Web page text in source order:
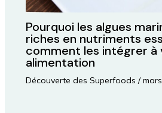
Pourquoi les algues
riches en nutriments
comment les intégrer à
alimentation
Découverte des Superfoods /